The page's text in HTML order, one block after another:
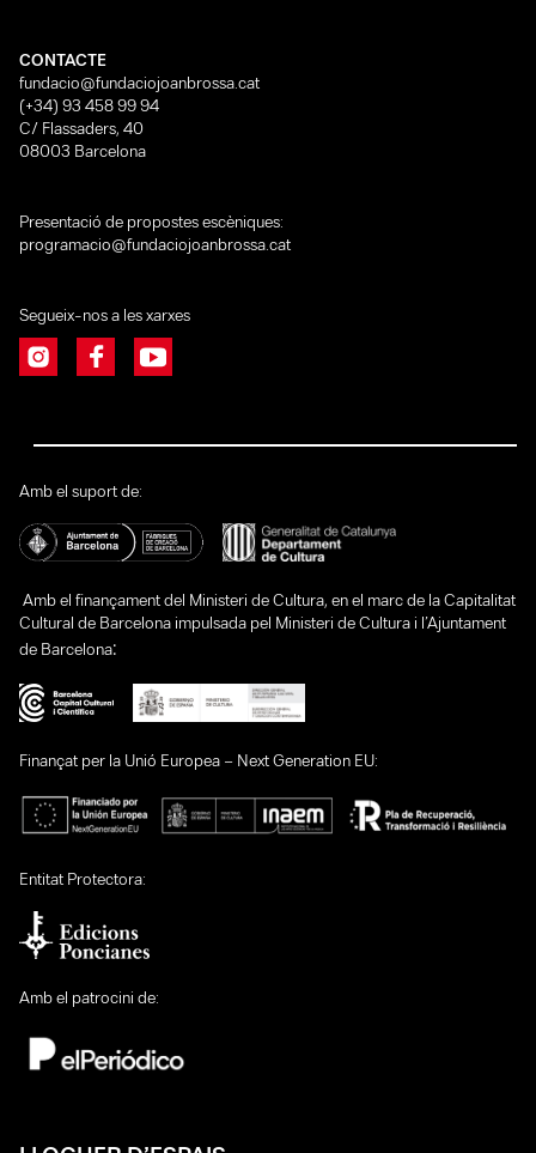
CONTACTE
fundacio@fundaciojoanbrossa.cat
(+34) 93 458 99 94
C/ Flassaders, 40
08003 Barcelona
Presentació de propostes escèniques:
programacio@fundaciojoanbrossa.cat
Segueix-nos a les xarxes
Amb el suport de:
Amb el finançament del Ministeri de Cultura, en el marc de la Capitalitat
Cultural de Barcelona impulsada pel Ministeri de Cultura i l’Ajuntament
de Barcelona:
Finançat per la Unió Europea – Next Generation EU:
Entitat Protectora:
Amb el patrocini de: